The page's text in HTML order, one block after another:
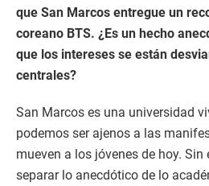
que San Marcos entregue un
coreano BTS. ¿Es un hecho
que los intereses se están
centrales?
San Marcos es una universidad
podemos ser ajenos a las
mueven a los jóvenes de hoy. Sin
separar lo anecdótico de lo